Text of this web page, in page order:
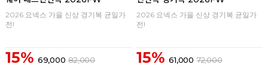
2026 요넥스 가을 신상 경기복 균일가
전!
15% 69,000 82,000
2026 요넥스 가을 신상 경기복 균일가
전!
15% 61,000 72,000